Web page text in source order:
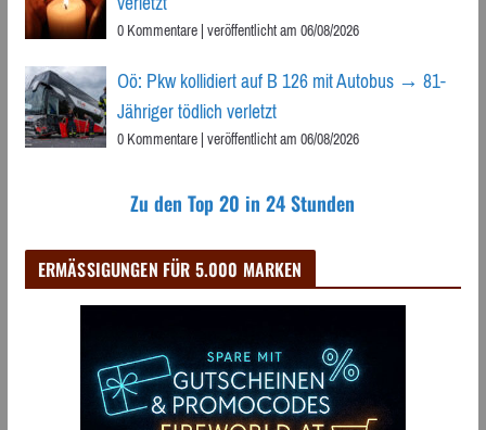
0 Kommentare|veröffentlicht am 06/08/2026
Oö: Pkw kollidiert auf B 126 mit Autobus → 81-
Jähriger tödlich verletzt
0 Kommentare|veröffentlicht am 06/08/2026
Zu den Top 20 in 24 Stunden
ERMÄSSIGUNGEN FÜR 5.000 MARKEN